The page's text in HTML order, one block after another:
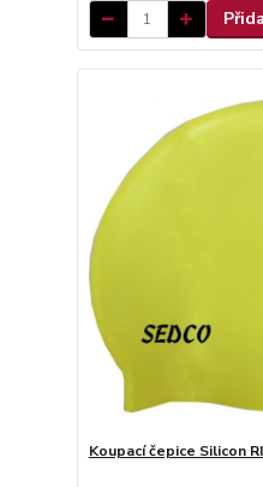
Koupací čepice Silicon